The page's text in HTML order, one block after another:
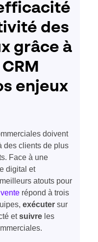
des
grâce à
enjeux
doivent
des clients de plus
Face à une
digital et
atouts pour
répond à trois
exécuter sur
etsuivre les